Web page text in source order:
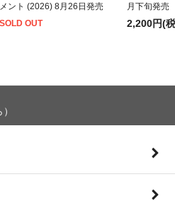
メント (2026) 8月26日発売
SOLD OUT
月下旬発売
2,200円(